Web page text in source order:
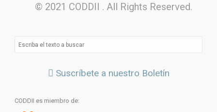
© 2021 CODDII . All Rights Reserved.
Suscríbete a nuestro Boletín
CODDII es miembro de: